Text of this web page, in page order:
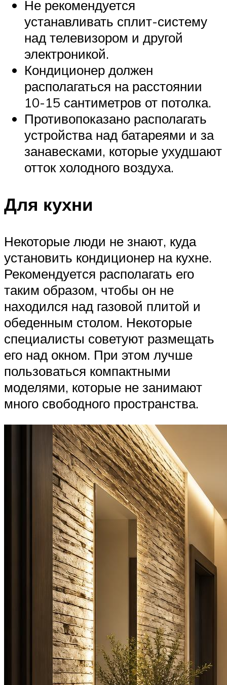
Не рекомендуется
устанавливать сплит-систему
над телевизором и другой
электроникой.
Кондиционер должен
располагаться на расстоянии
10-15 сантиметров от потолка.
Противопоказано располагать
устройства над батареями и за
занавесками, которые ухудшают
отток холодного воздуха.
Для кухни
Некоторые люди не знают, куда
установить кондиционер на кухне.
Рекомендуется располагать его
таким образом, чтобы он не
находился над газовой плитой и
обеденным столом. Некоторые
специалисты советуют размещать
его над окном. При этом лучше
пользоваться компактными
моделями, которые не занимают
много свободного пространства.